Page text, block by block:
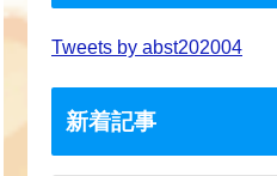
Tweets by abst202004
新着記事